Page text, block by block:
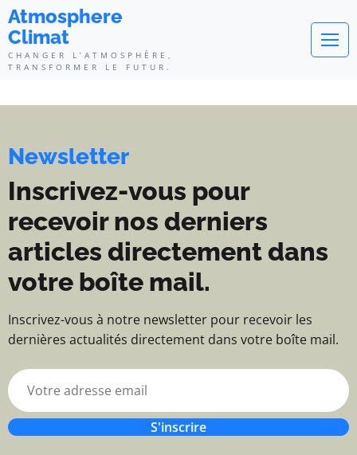
Atmosphere Climat - Changer
Atmosphere
Climat
CHANGER L’ATMOSPHÈRE,
TRANSFORMER LE FUTUR.
Newsletter
Inscrivez-vous pour
recevoir nos derniers
articles directement dans
votre boîte mail.
Inscrivez-vous à notre newsletter pour recevoir les
dernières actualités directement dans votre boîte mail.
S'inscrire